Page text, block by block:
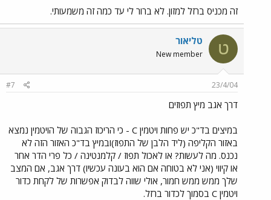
זה מכניס ברזל למזון. לא ברור לי עד כמה זה משמעותי.
ט טליאור
New member
23/4/04
#7
דרך אגב מיץ תפוזים
במיצים בד"כ יש פחות ויטמין C - כי הריכוז הגבוה של הויטמין נמצא
באזור הקליפה (ליד הלבן של התפוז)ובמיץ בד"כ האזור הזה לא
נכנס. מה לעשות? או לאכול תפוז / קלמנטינה / כל פרי הדר אחר
או קיווי (אני לא בטוחה אם הוא בעונה עכשיו) דרך אגב, אם המצב
שלך ממש ממש חמור, אולי שווה לבדוק אפשרות של לקחת כדור
ויטמין C בסמוך לכדור ברזל.